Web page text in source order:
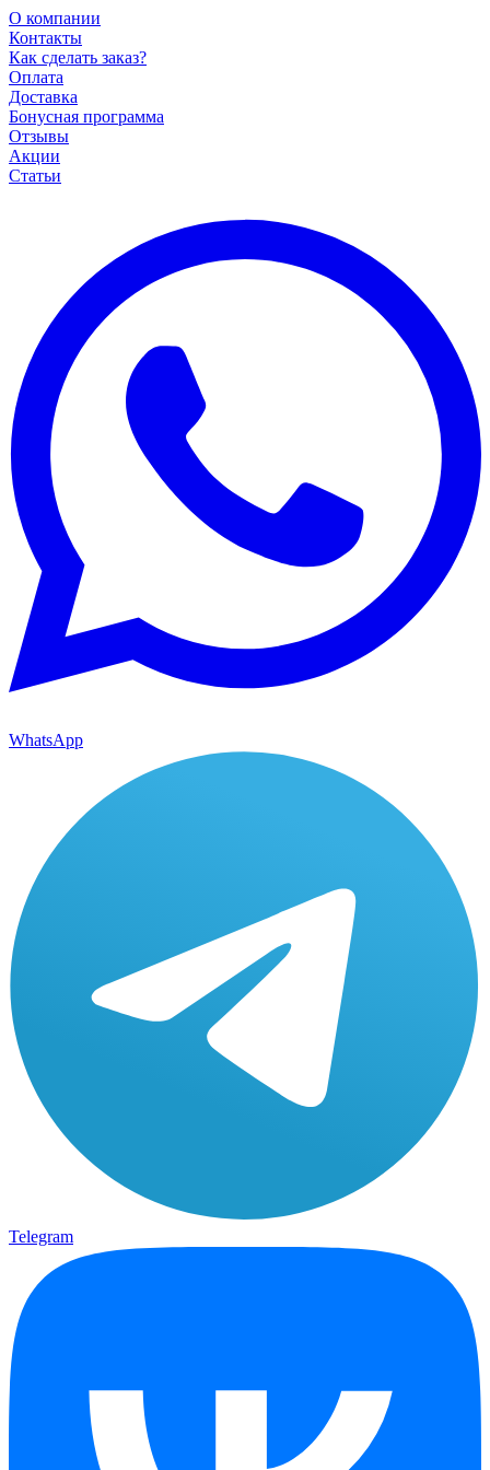
О компании
Контакты
Как сделать заказ?
Оплата
Доставка
Бонусная программа
Отзывы
Акции
Статьи
WhatsApp
Telegram